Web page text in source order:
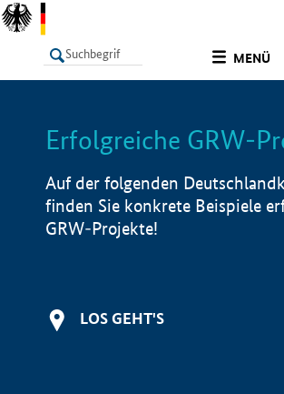
MENÜ
LISTE
Erfolgreiche GRW-
Auf der folgenden
finden Sie konkrete Beispiele
GRW-Projekte!
LOS GEHT'S